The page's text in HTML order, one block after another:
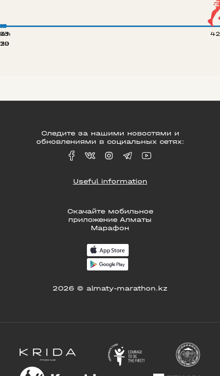
20
33
39
Скачайте мобильное
приложение Алматы
Марафон
2026 © almaty-marathon.kz
Следите за нашими новостями и
обновлениями в социальных сетях:
Useful information